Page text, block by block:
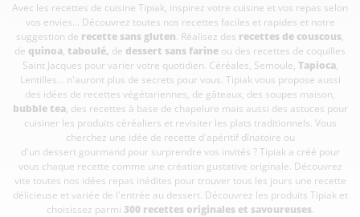
Avec les recettes de cuisine Tipiak, inspirez votre cuisine et vos repas selon
vos envies... Découvrez toutes nos recettes faciles et rapides et notre
suggestion de recette sans gluten. Réalisez des recettes de couscous,
de quinoa, taboulé, de dessert sans farine ou des recettes de coquilles
Saint Jacques pour varier votre quotidien. Céréales, Semoule, Tapioca,
Lentilles... n'auront plus de secrets pour vous. Tipiak vous propose aussi
des idées de recettes végétariennes, de gâteaux, des soupes maison,
bubble tea, des recettes à base de chapelure mais aussi des astuces pour
cuisiner les produits céréaliers et revisiter les plats traditionnels. Vous
cherchez une idée de recette d'apéritif dînatoire ou
d'un dessert gourmand pour surprendre vos invités ? Tipiak a créé pour
vous chaque recette comme une création gustative originale. Découvrez
vite toutes nos idées repas inédites pour trouver tous les jours une recette
délicieuse et variée de l'entrée au dessert. Découvrez les produits Tipiak et
choisissez parmi 300 recettes originales et savoureuses.